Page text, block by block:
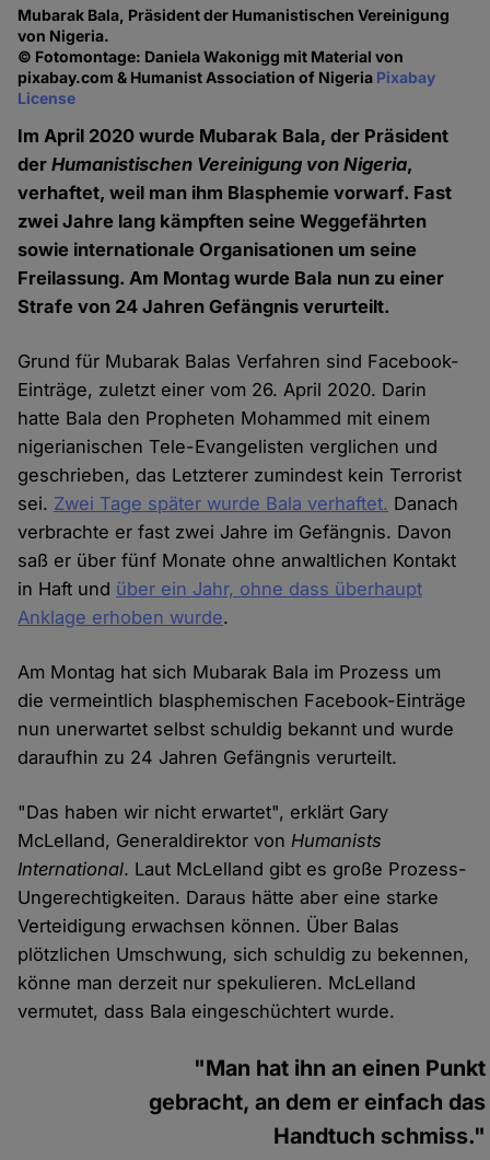
Mubarak Bala, Präsident der Humanistischen Vereinigung
von Nigeria.
© Fotomontage: Daniela Wakonigg mit Material von
pixabay.com & Humanist Association of Nigeria Pixabay
License
Im April 2020 wurde Mubarak Bala, der Präsident
derHumanistischen Vereinigung von Nigeria,
verhaftet, weil man ihm Blasphemie vorwarf. Fast
zwei Jahre lang kämpften seine Weggefährten
sowie internationale Organisationen um seine
Freilassung. Am Montag wurde Bala nun zu einer
Strafe von 24 Jahren Gefängnis verurteilt.
Grund für Mubarak Balas Verfahren sind Facebook-
Einträge, zuletzt einer vom 26. April 2020. Darin
hatte Bala den Propheten Mohammed mit einem
nigerianischen Tele-Evangelisten verglichen und
geschrieben, das Letzterer zumindest kein Terrorist
sei. Zwei Tage später wurde Bala verhaftet. Danach
verbrachte er fast zwei Jahre im Gefängnis. Davon
saß er über fünf Monate ohne anwaltlichen Kontakt
in Haft und über ein Jahr, ohne dass überhaupt
Anklage erhoben wurde.
Am Montag hat sich Mubarak Bala im Prozess um
die vermeintlich blasphemischen Facebook-Einträge
nun unerwartet selbst schuldig bekannt und wurde
daraufhin zu 24 Jahren Gefängnis verurteilt.
"Das haben wir nicht erwartet", erklärt Gary
McLelland, Generaldirektor vonHumanists
International. Laut McLelland gibt es große Prozess-
Ungerechtigkeiten. Daraus hätte aber eine starke
Verteidigung erwachsen können. Über Balas
plötzlichen Umschwung, sich schuldig zu bekennen,
könne man derzeit nur spekulieren. McLelland
vermutet, dass Bala eingeschüchtert wurde.
"Man hat ihn an einen Punkt
gebracht, an dem er einfach das
Handtuch schmiss."